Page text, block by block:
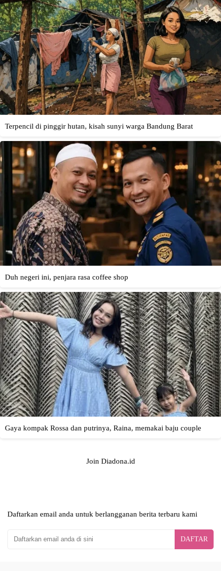
Join Diadona.id
Daftarkan email anda untuk berlangganan berita terbaru kami
DAFTAR